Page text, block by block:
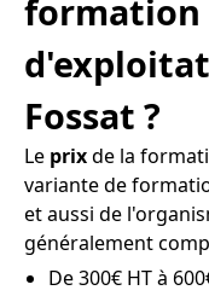
formation
Fossat ?
Le prixde la
variante de
et aussi de
généralement
De 300€ HT à